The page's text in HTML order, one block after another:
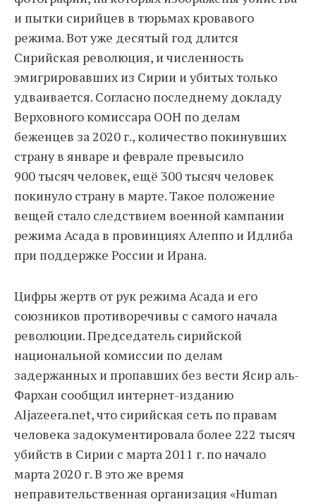
и пытки сирийцев в тюрьмах кровавого
режима. Вот уже десятый год длится
Сирийская революция, и численность
эмигрировавших из Сирии и убитых только
удваивается. Согласно последнему докладу
Верховного комиссара ООН по делам
беженцев за 2020 г., количество покинувших
страну в январе и феврале превысило
900 тысяч человек, ещё 300 тысяч человек
покинуло страну в марте. Такое положение
вещей стало следствием военной кампании
режима Асада в провинциях Алеппо и Идлиба
при поддержке России и Ирана.
Цифры жертв от рук режима Асада и его
союзников противоречивы с самого начала
революции. Председатель сирийской
национальной комиссии по делам
задержанных и пропавших без вести Ясир аль-
Фархан сообщил интернет-изданию
Аljazeera.net, что сирийская сеть по правам
человека задокументировала более 222 тысяч
убийств в Сирии с марта 2011 г. по начало
марта 2020 г. В это же время
неправительственная организация «Human